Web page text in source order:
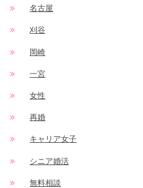
名古屋
刈谷
岡崎
一宮
女性
再婚
キャリア女子
シニア婚活
無料相談